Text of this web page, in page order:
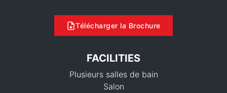
Télécharger la Brochure
FACILITIES
Plusieurs salles de bain
Salon